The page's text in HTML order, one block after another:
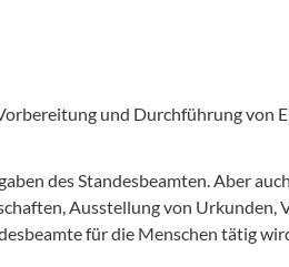
und Durchführung von
des Standesbeamten. Aber
Ausstellung von
für die Menschen tätig